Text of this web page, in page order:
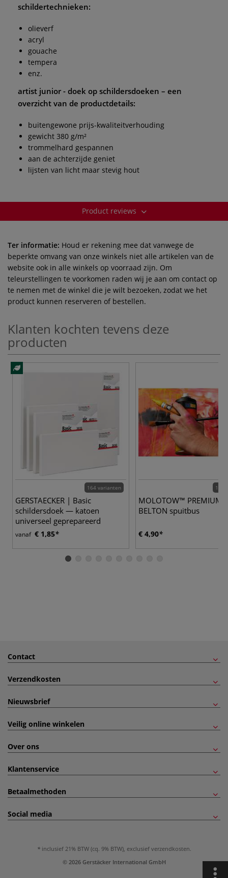
schildertechnieken:
olieverf
acryl
gouache
tempera
enz.
artist junior - doek op schildersdoeken – een
overzicht van de productdetails:
buitengewone prijs-kwaliteitverhouding
gewicht 380 g/m²
trommelhard gespannen
aan de achterzijde geniet
lijsten van licht maar stevig hout
Product reviews
Ter informatie: Houd er rekening mee dat vanwege de
beperkte omvang van onze winkels niet alle artikelen van de
website ook in alle winkels op voorraad zijn. Om
teleurstellingen te voorkomen raden wij je aan om contact op
te nemen met de winkel die je wilt bezoeken, zodat we het
product kunnen reserveren of bestellen.
Klanten kochten tevens deze
producten
164 varianten
GERSTAECKER | Basic
schildersdoek — katoen
universeel geprepareerd
vanaf € 1,85
190
MOLOTOW™ PREMIUM
BELTON spuitbus
€ 4,90
Contact
Verzendkosten
Nieuwsbrief
Veilig online winkelen
Over ons
Klantenservice
Betaalmethoden
Social media
inclusief 21% BTW (cq. 9% BTW), exclusief verzendkosten.
© 2026 Gerstäcker International GmbH